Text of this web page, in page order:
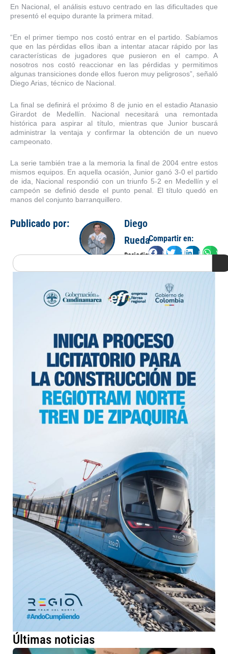
En Nacional, el análisis estuvo centrado en las dificultades que
presentó el equipo durante la primera mitad.
“En el primer tiempo nos costó entrar en el partido. Sabíamos
que en las pérdidas ellos iban a intentar atacar rápido por las
características de jugadores que pusieron en el campo. A
nosotros nos costó reaccionar en las pérdidas y permitimos
algunas transiciones donde ellos fueron muy peligrosos”, señaló
Diego Arias, técnico de Nacional.
La final se definirá el próximo 8 de junio en el estadio Atanasio
Girardot de Medellín. Nacional necesitará una remontada
histórica para aspirar al título, mientras que Junior buscará
administrar la ventaja y confirmar la obtención de un nuevo
campeonato.
La serie también trae a la memoria la final de 2004 entre estos
mismos equipos. En aquella ocasión, Junior ganó 3-0 el partido
de ida, Nacional respondió con un triunfo 5-2 en Medellín y el
campeón se definió desde el punto penal. El título quedó en
manos del conjunto barranquillero.
Publicado por:
Diego
Rueda
Periodista
Compartir en:
FacebookTwitterLinkedIn
Search
Últimas noticias